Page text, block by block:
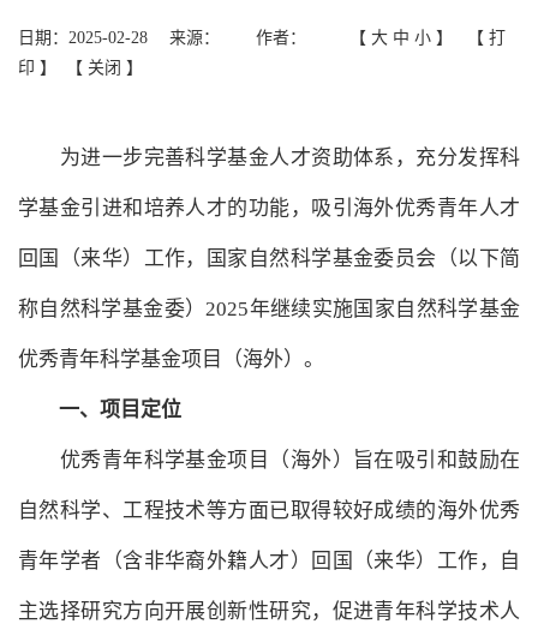
日期：2025-02-28 来源： 作者： 【 大 中 小 】 【 打
印 】 【 关闭 】
为进一步完善科学基金人才资助体系，充分发挥科
学基金引进和培养人才的功能，吸引海外优秀青年人才
回国（来华）工作，国家自然科学基金委员会（以下简
称自然科学基金委）2025年继续实施国家自然科学基金
优秀青年科学基金项目（海外）。
一、项目定位
优秀青年科学基金项目（海外）旨在吸引和鼓励在
自然科学、工程技术等方面已取得较好成绩的海外优秀
青年学者（含非华裔外籍人才）回国（来华）工作，自
主选择研究方向开展创新性研究，促进青年科学技术人